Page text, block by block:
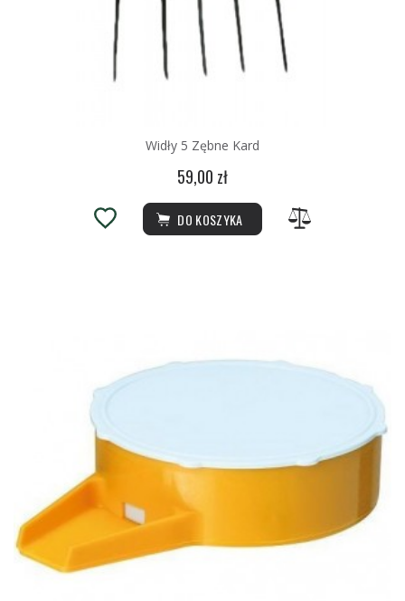
Widły 5 Zębne Kard
59,00 zł
DO KOSZYKA